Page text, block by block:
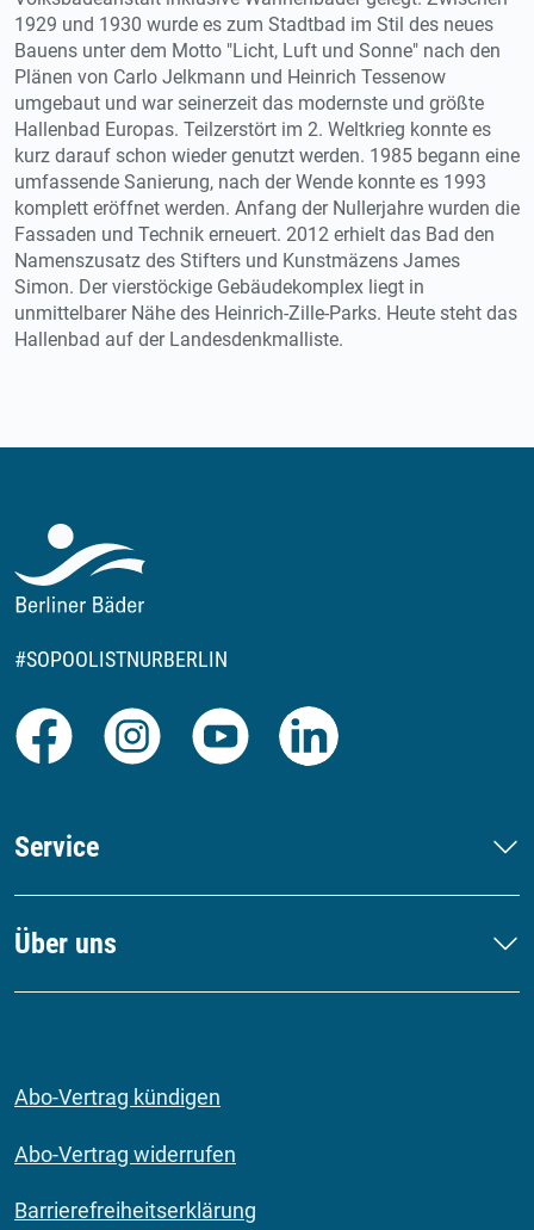
1929 und 1930 wurde es zum Stadtbad im Stil des neues
Bauens unter dem Motto "Licht, Luft und Sonne" nach den
Plänen von Carlo Jelkmann und Heinrich Tessenow
umgebaut und war seinerzeit das modernste und größte
Hallenbad Europas. Teilzerstört im 2. Weltkrieg konnte es
kurz darauf schon wieder genutzt werden. 1985 begann eine
umfassende Sanierung, nach der Wende konnte es 1993
komplett eröffnet werden. Anfang der Nullerjahre wurden die
Fassaden und Technik erneuert. 2012 erhielt das Bad den
Namenszusatz des Stifters und Kunstmäzens James
Simon. Der vierstöckige Gebäudekomplex liegt in
unmittelbarer Nähe des Heinrich-Zille-Parks. Heute steht das
Hallenbad auf der Landesdenkmalliste.
#SOPOOLISTNURBERLIN
Facebook Instagram Youtube
Service
Über uns
Abo-Vertrag kündigen
Abo-Vertrag widerrufen
Barrierefreiheitserklärung